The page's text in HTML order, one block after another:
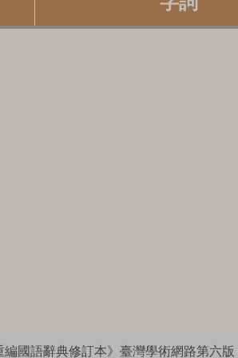
編國語辭典修訂本》臺灣學術網路第六版